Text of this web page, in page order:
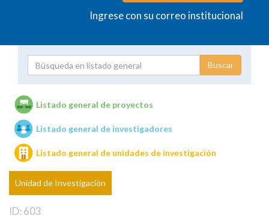
Ingrese con su correo institucional
Unidades de investigación
Listado general de proyectos
Listado general de investigadores
Listado general de unidades de investigación
Unidad de Investigación
ID: 603